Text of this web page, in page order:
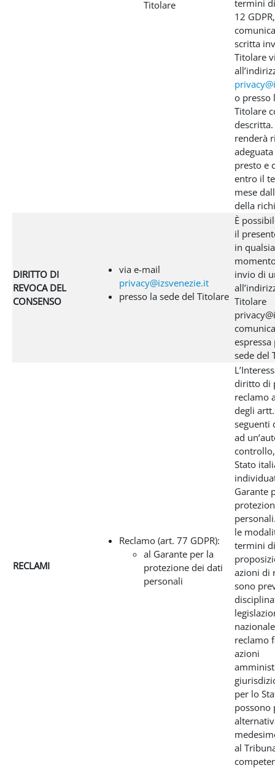
Titolare
termini
12
scritta
Titolare
o presso
Titolare
renderà
presto e
entro il
mese
della
DIRITTO DI
REVOCA DEL
CONSENSO
via e-mail
privacy@izsvenezie.it
presso la sede del Titolare
È
il
in
invio di
Titolare
espressa
sede del
RECLAMI
Reclamo (art. 77 GDPR):
al Garante per la
protezione dei dati
personali
diritto di
reclamo
degli
seguenti
ad
Stato
Garante
le
termini di
azioni di
sono
reclamo
azioni
per lo
possono
al